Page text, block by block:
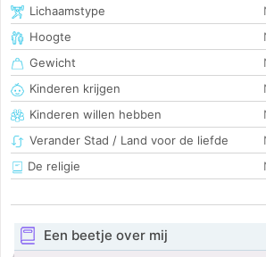
Lichaamstype
Hoogte
Gewicht
Kinderen krijgen
Kinderen willen hebben
Verander Stad / Land voor de liefde
De religie
Een beetje over mij